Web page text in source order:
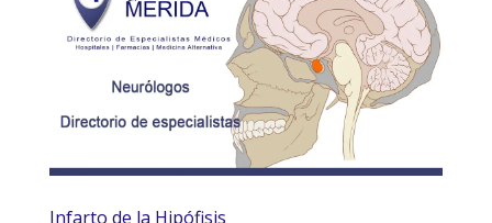
Infarto de la Hipófisis